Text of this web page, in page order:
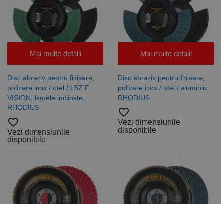
Mai multe detalii
Disc abraziv pentru finisare,
polizare inox / otel / LSZ F
VISION, lamele inclinate,,
RHODIUS
favorite_border
Vezi dimensiunile
disponibile
Mai multe detalii
Disc abraziv pentru finisare,
polizare inox / otel / aluminiu,
RHODIUS
favorite_border
Vezi dimensiunile
disponibile